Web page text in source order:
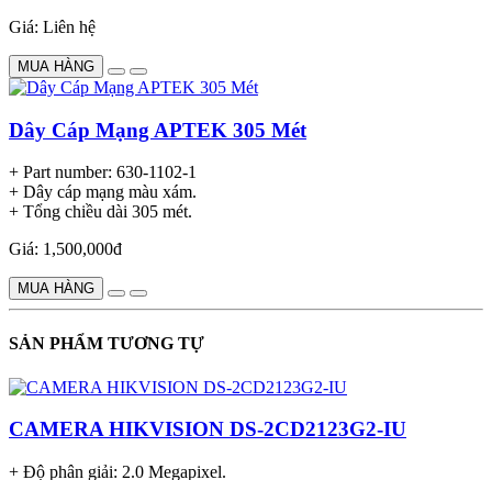
Giá: Liên hệ
MUA HÀNG
Dây Cáp Mạng APTEK 305 Mét
+ Part number: 630-1102-1
+ Dây cáp mạng màu xám.
+ Tổng chiều dài 305 mét.
Giá: 1,500,000đ
MUA HÀNG
SẢN PHẨM TƯƠNG TỰ
CAMERA HIKVISION DS-2CD2123G2-IU
+ Độ phân giải: 2.0 Megapixel.